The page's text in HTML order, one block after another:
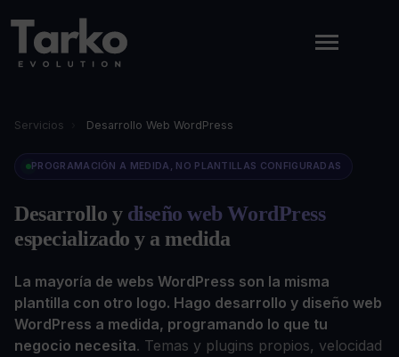
Servicios Desarrollo Web WordPress
PROGRAMACIÓN A MEDIDA, NO PLANTILLAS CONFIGURADAS
Desarrollo y diseño web WordPress
especializado y a medida
La mayoría de webs WordPress son la misma
plantilla con otro logo. Hago desarrollo y diseño web
WordPress a medida, programando lo que tu
negocio necesita. Temas y plugins propios, velocidad